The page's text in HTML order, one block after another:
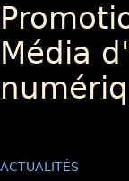
Média
ACTUALITÉS